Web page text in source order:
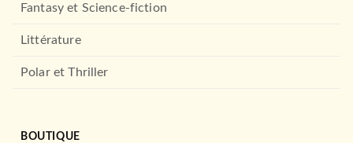
Fantasy et Science-fiction
Littérature
Polar et Thriller
BOUTIQUE